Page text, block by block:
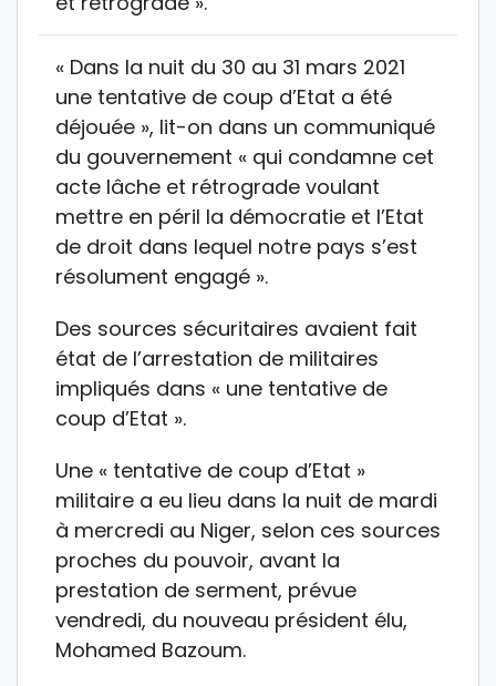
« Dans la nuit du 30 au 31 mars 2021
une tentative de coup d’Etat a été
déjouée », lit-on dans un communiqué
du gouvernement « qui condamne cet
acte lâche et rétrograde voulant
mettre en péril la démocratie et l’Etat
de droit dans lequel notre pays s’est
résolument engagé ».
Des sources sécuritaires avaient fait
état de l’arrestation de militaires
impliqués dans « une tentative de
coup d’Etat ».
Une « tentative de coup d’Etat »
militaire a eu lieu dans la nuit de mardi
à mercredi au Niger, selon ces sources
proches du pouvoir, avant la
prestation de serment, prévue
vendredi, du nouveau président élu,
Mohamed Bazoum.